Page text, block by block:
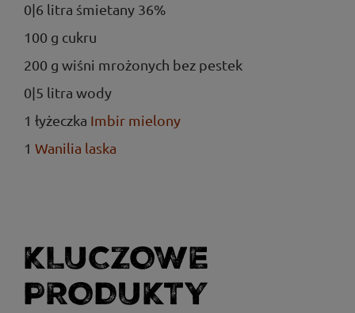
0|6 litra śmietany 36%
100 g cukru
200 g wiśni mrożonych bez pestek
0|5 litra wody
1 łyżeczka Imbir mielony
1 Wanilia laska
KLUCZOWE
PRODUKTY